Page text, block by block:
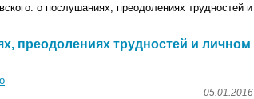
о послушаниях, преодолениях трудностей и
преодолениях трудностей и личном
05.01.2016